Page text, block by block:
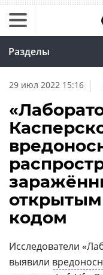
Разделы
29 июл 2022 15:16 |
кодом
Исследователи
выявили